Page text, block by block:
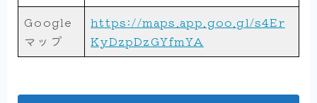
Google
マップ
https://maps.app.goo.gl/s4Er
KyDzpDzGYfmYA